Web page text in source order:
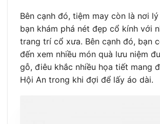
Bên cạnh đó, tiệm may còn là nơi
bạn khám phá nét đẹp cổ kính với
trang trí cổ xưa. Bên cạnh đó, bạn
đến xem nhiều món quà lưu niệm
gỗ, điêu khắc nhiều họa tiết mang
Hội An trong khi đợi để lấy áo dài.